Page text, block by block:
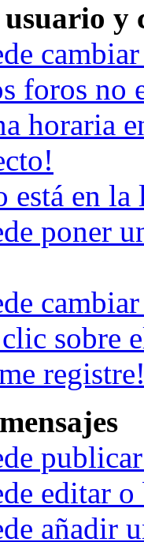
usuario y
foros no
horaria
está en la
poner
sobre
editar
añadir